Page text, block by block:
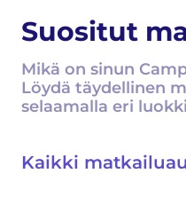
Suositut
Mikä on sinun
Löydä täydellinen
selaamalla eri
Kaikki